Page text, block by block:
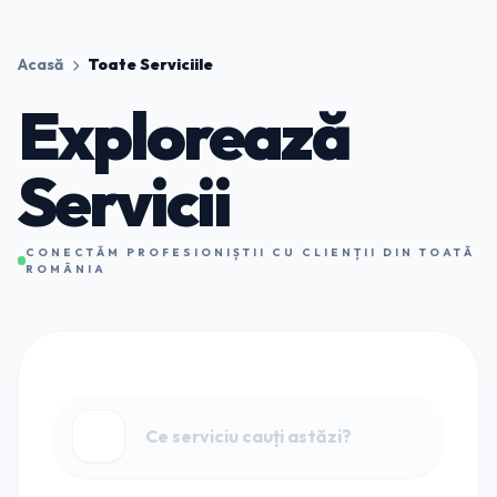
Acasă Toate Serviciile
Explorează
Servicii
CONECTĂM PROFESIONIȘTII CU CLIENȚII DIN TOATĂ
ROMÂNIA